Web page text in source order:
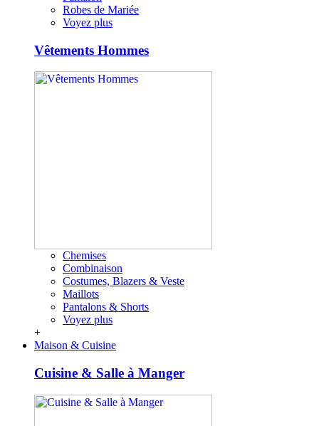
Robes de Mariée
Voyez plus
Vêtements Hommes
Chemises
Combinaison
Costumes, Blazers & Veste
Maillots
Pantalons & Shorts
Voyez plus
+
Maison & Cuisine
Cuisine & Salle à Manger